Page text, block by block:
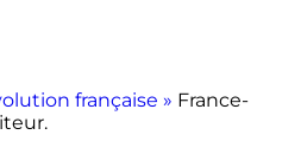
française » France-